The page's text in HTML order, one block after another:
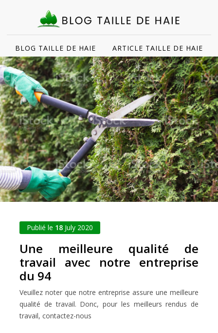
BLOG TAILLE DE HAIE ARTICLE TAILLE DE HAIE
Publié le 18 July 2020
Une meilleure qualité de
travail avec notre entreprise
du 94
Veuillez noter que notre entreprise assure une meilleure
qualité de travail. Donc, pour les meilleurs rendus de
travail, contactez-nous